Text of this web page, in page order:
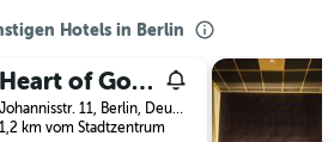
Hotels in Berlin
Heart of Gold Hostel & Capsules Berlin
Johannisstr. 11, Berlin, Deutschland
1,2 km vom Stadtzentrum